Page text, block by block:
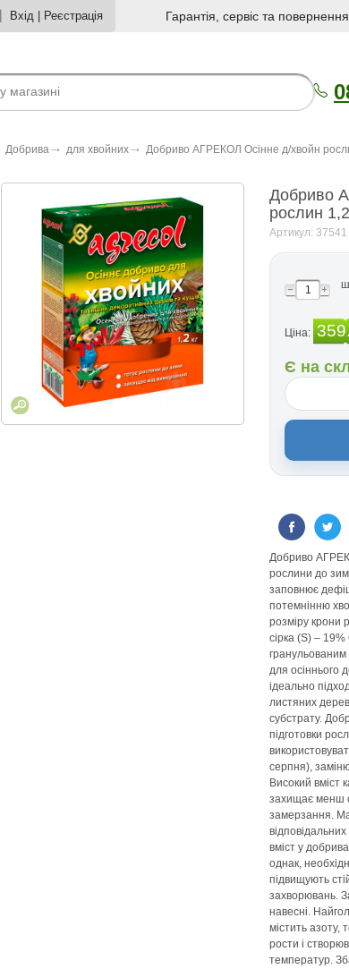
Вхід Реєстрація Гарантія, сервіс та
Добрива для хвойних Добриво АГРЕКОЛ Осінне д/хвойн
Добриво
рослин
Артикул: 37541
Ціна:
Є на
Добриво
рослини до
заповнює
потемнінню
розміру крони
сірка (S) –
для осіннього
ідеально
листяних дерев
субстрату.
підготовки
серпня),
Високий вміст
захищає менш
замерзання.
вміст у
однак,
підвищують
захворювань.
навесні.
містить азоту,
рости і
температур.